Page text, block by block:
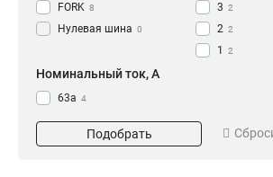
FORK 8
Нулевая шина 0
3 2
2 2
1 2
Номинальный ток, А
63а 4
100a 4
Подобрать